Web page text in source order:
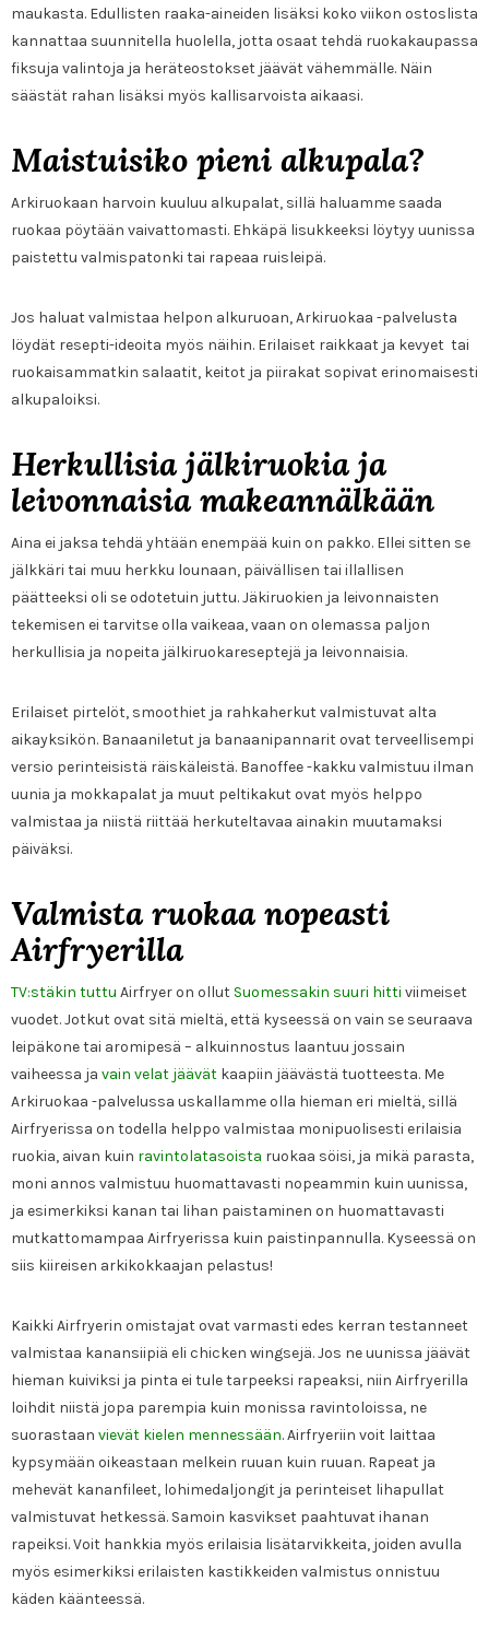
maukasta. Edullisten raaka-aineiden lisäksi koko viikon ostoslista
kannattaa suunnitella huolella, jotta osaat tehdä ruokakaupassa
fiksuja valintoja ja heräteostokset jäävät vähemmälle. Näin
säästät rahan lisäksi myös kallisarvoista aikaasi.
Maistuisiko pieni alkupala?
Arkiruokaan harvoin kuuluu alkupalat, sillä haluamme saada
ruokaa pöytään vaivattomasti. Ehkäpä lisukkeeksi löytyy uunissa
paistettu valmispatonki tai rapeaa ruisleipä.
Jos haluat valmistaa helpon alkuruoan, Arkiruokaa -palvelusta
löydät resepti-ideoita myös näihin. Erilaiset raikkaat ja kevyet tai
ruokaisammatkin salaatit, keitot ja piirakat sopivat erinomaisesti
alkupaloiksi.
Herkullisia jälkiruokia ja
leivonnaisia makeannälkään
Aina ei jaksa tehdä yhtään enempää kuin on pakko. Ellei sitten se
jälkkäri tai muu herkku lounaan, päivällisen tai illallisen
päätteeksi oli se odotetuin juttu. Jäkiruokien ja leivonnaisten
tekemisen ei tarvitse olla vaikeaa, vaan on olemassa paljon
herkullisia ja nopeita jälkiruokareseptejä ja leivonnaisia.
Erilaiset pirtelöt, smoothiet ja rahkaherkut valmistuvat alta
aikayksikön. Banaaniletut ja banaanipannarit ovat terveellisempi
versio perinteisistä räiskäleistä. Banoffee -kakku valmistuu ilman
uunia ja mokkapalat ja muut peltikakut ovat myös helppo
valmistaa ja niistä riittää herkuteltavaa ainakin muutamaksi
päiväksi.
Valmista ruokaa nopeasti
Airfryerilla
TV:stäkin tuttu Airfryer on ollut Suomessakin suuri hitti viimeiset
vuodet. Jotkut ovat sitä mieltä, että kyseessä on vain se seuraava
leipäkone tai aromipesä – alkuinnostus laantuu jossain
vaiheessa ja vain velat jäävät kaapiin jäävästä tuotteesta. Me
Arkiruokaa -palvelussa uskallamme olla hieman eri mieltä, sillä
Airfryerissa on todella helppo valmistaa monipuolisesti erilaisia
ruokia, aivan kuin ravintolatasoista ruokaa söisi, ja mikä parasta,
moni annos valmistuu huomattavasti nopeammin kuin uunissa,
ja esimerkiksi kanan tai lihan paistaminen on huomattavasti
mutkattomampaa Airfryerissa kuin paistinpannulla. Kyseessä on
siis kiireisen arkikokkaajan pelastus!
Kaikki Airfryerin omistajat ovat varmasti edes kerran testanneet
valmistaa kanansiipiä eli chicken wingsejä. Jos ne uunissa jäävät
hieman kuiviksi ja pinta ei tule tarpeeksi rapeaksi, niin Airfryerilla
loihdit niistä jopa parempia kuin monissa ravintoloissa, ne
suorastaan vievät kielen mennessään. Airfryeriin voit laittaa
kypsymään oikeastaan melkein ruuan kuin ruuan. Rapeat ja
mehevät kananfileet, lohimedaljongit ja perinteiset lihapullat
valmistuvat hetkessä. Samoin kasvikset paahtuvat ihanan
rapeiksi. Voit hankkia myös erilaisia lisätarvikkeita, joiden avulla
myös esimerkiksi erilaisten kastikkeiden valmistus onnistuu
käden käänteessä.